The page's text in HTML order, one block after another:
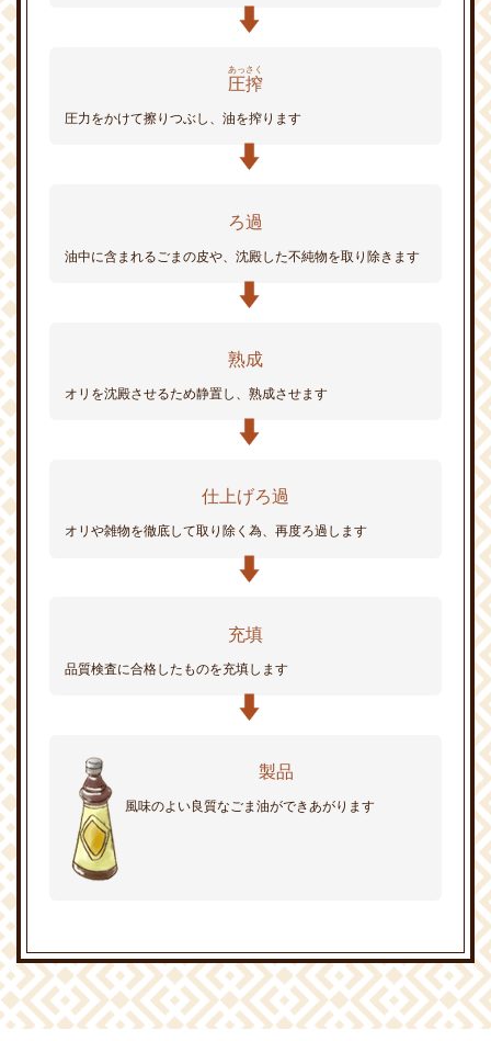
康
性
ご
ま
豆
知
識
圧搾
あっさく
圧力をかけて擦りつぶし、油を搾ります
ろ過
油中に含まれるごまの皮や、沈殿した不純物を取り除きます
熟成
オリを沈殿させるため静置し、熟成させます
仕上げろ過
オリや雑物を徹底して取り除く為、再度ろ過します
充填
品質検査に合格したものを充填します
製品
風味のよい良質なごま油ができあがります